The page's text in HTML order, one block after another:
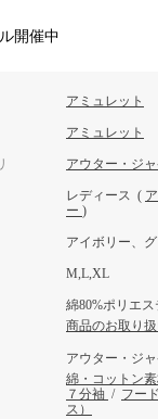
開催中
アミュレット
アミュレット
アウター・ジ
レディース (
ー )
アイボリー、
M,L,XL
綿80%ポリエス
商品のお取り
アウター・ジ
綿・コットン
７分袖 / フー
ス）